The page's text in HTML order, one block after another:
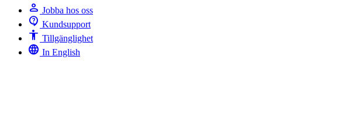
person Jobba hos oss
contact_support Kundsupport
Accessibility Tillgänglighet
language In English